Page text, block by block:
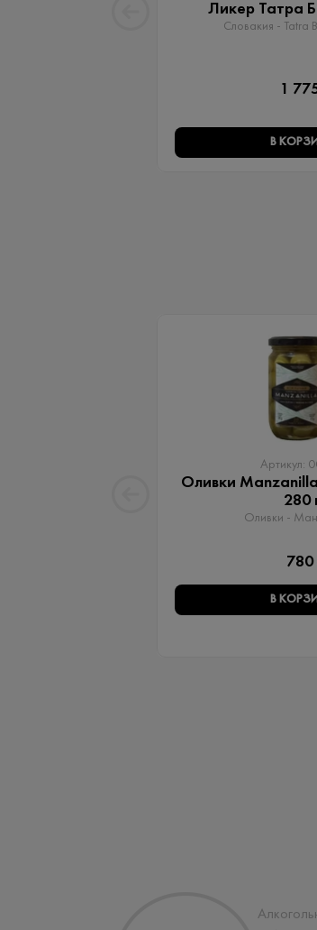
Ликер Татра
Словакия - Tatra
1
В
Артикул:
Оливки
280
Оливки -
780
В